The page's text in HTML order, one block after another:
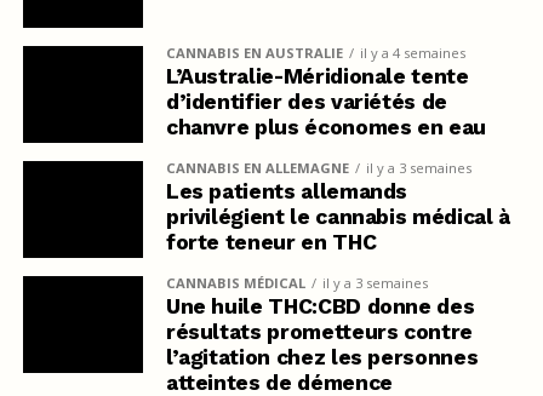
CANNABIS EN AUSTRALIE il y a 4 semaines
L’Australie-Méridionale tente
d’identifier des variétés de
chanvre plus économes en eau
CANNABIS EN ALLEMAGNE il y a 3 semaines
Les patients allemands
privilégient le cannabis médical à
forte teneur en THC
CANNABIS MÉDICAL il y a 3 semaines
Une huile THC:CBD donne des
résultats prometteurs contre
l’agitation chez les personnes
atteintes de démence